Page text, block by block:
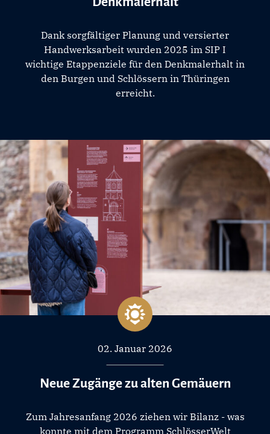
Dank sorgfältiger Planung und versierter
Handwerksarbeit wurden 2025 im SIP I
wichtige Etappenziele für den Denkmalerhalt in
den Burgen und Schlössern in Thüringen
erreicht.
02. Januar 2026
Neue Zugänge zu alten Gemäuern
Zum Jahresanfang 2026 ziehen wir Bilanz - was
konnte mit dem Programm SchlösserWelt